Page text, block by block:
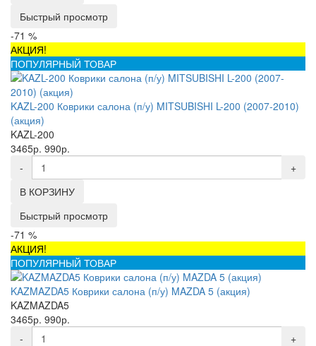
Быстрый просмотр
-71 %
АКЦИЯ!
ПОПУЛЯРНЫЙ ТОВАР
KAZL-200 Коврики салона (п/у) MITSUBISHI L-200 (2007-2010)
(акция)
KAZL-200
3465р. 990р.
-
+
В КОРЗИНУ
Быстрый просмотр
-71 %
АКЦИЯ!
ПОПУЛЯРНЫЙ ТОВАР
KAZMAZDA5 Коврики салона (п/у) MAZDA 5 (акция)
KAZMAZDA5
3465р. 990р.
-
+